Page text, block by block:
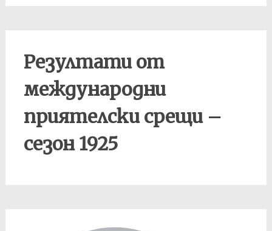
Резултати от
международни
приятелски срещи –
сезон 1925